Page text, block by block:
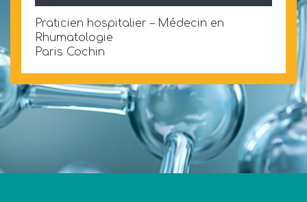
Praticien hospitalier – Médecin en
Rhumatologie
Paris Cochin